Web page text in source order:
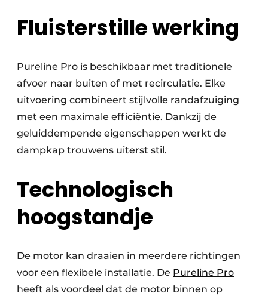
Fluisterstille werking
Pureline Pro is beschikbaar met traditionele
afvoer naar buiten of met recirculatie. Elke
uitvoering combineert stijlvolle randafzuiging
met een maximale efficiëntie. Dankzij de
geluiddempende eigenschappen werkt de
dampkap trouwens uiterst stil.
Technologisch
hoogstandje
De motor kan draaien in meerdere richtingen
voor een flexibele installatie. De Pureline Pro
heeft als voordeel dat de motor binnen op